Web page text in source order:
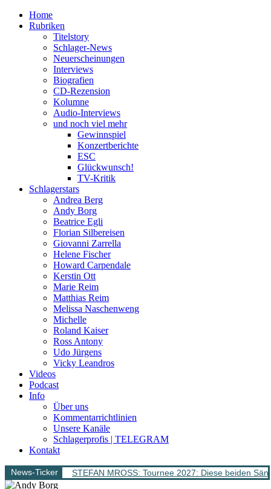
Home
Rubriken
Titelstory
Schlager-News
Neuerscheinungen
Interviews
Biografien
CD-Rezension
Kolumne
Audio-Interviews
und noch viel mehr
Gewinnspiel
Konzertberichte
ESC
Glückwunsch!
TV-Kritik
Schlagerstars
Andrea Berg
Andy Borg
Beatrice Egli
Florian Silbereisen
Giovanni Zarrella
Helene Fischer
Howard Carpendale
Kerstin Ott
Marie Reim
Matthias Reim
Melissa Naschenweng
Michelle
Roland Kaiser
Ross Antony
Udo Jürgens
Vicky Leandros
Videos
Podcast
Info
Über uns
Kommentarrichtlinien
Unsere Kanäle
Schlagerprofis | TELEGRAM
Kontakt
News-Ticker STEFAN MROSS: Tournee 2027: Diese beiden